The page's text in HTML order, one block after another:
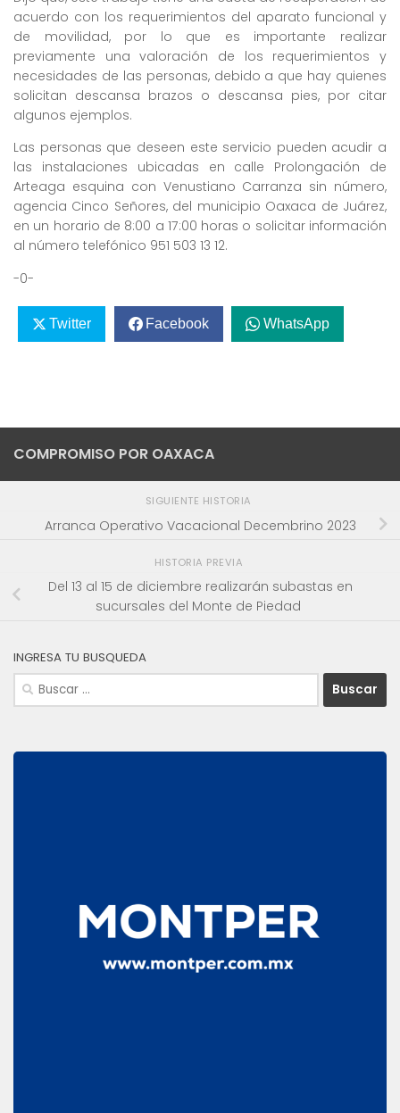
acuerdo con los requerimientos del aparato funcional y
de movilidad, por lo que es importante realizar
previamente una valoración de los requerimientos y
necesidades de las personas, debido a que hay quienes
solicitan descansa brazos o descansa pies, por citar
algunos ejemplos.
Las personas que deseen este servicio pueden acudir a
las instalaciones ubicadas en calle Prolongación de
Arteaga esquina con Venustiano Carranza sin número,
agencia Cinco Señores, del municipio Oaxaca de Juárez,
en un horario de 8:00 a 17:00 horas o solicitar información
al número telefónico 951 503 13 12.
-0-
Twitter Facebook WhatsApp
COMPROMISO POR OAXACA
SIGUIENTE HISTORIA
Arranca Operativo Vacacional Decembrino 2023
HISTORIA PREVIA
Del 13 al 15 de diciembre realizarán subastas en
sucursales del Monte de Piedad
INGRESA TU BUSQUEDA
Buscar: